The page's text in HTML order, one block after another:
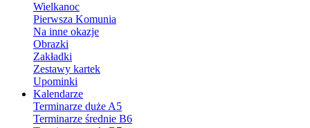
Wielkanoc
Pierwsza Komunia
Na inne okazje
Obrazki
Zakładki
Zestawy kartek
Upominki
Kalendarze
Terminarze duże A5
Terminarze średnie B6